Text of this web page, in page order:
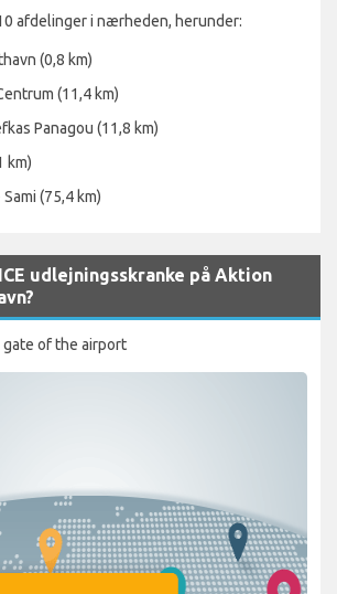
afdelinger i nærheden, herunder:
(0,8 km)
(11,4 km)
Panagou (11,8 km)
km)
(75,4 km)
udlejningsskranke på Aktion
of the airport